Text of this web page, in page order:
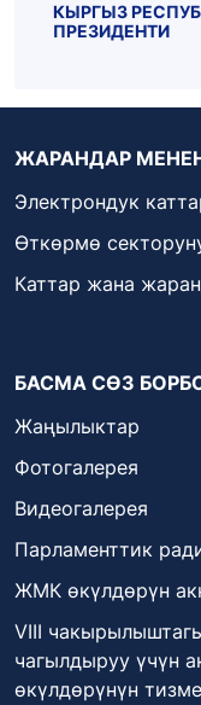
КЫРГЫЗ
ПРЕЗИДЕНТИ
ЖАРАНДАР
Электрондук
Өткөрмө
Каттар жана
БАСМА СӨЗ
Жаңылыктар
Фотогалерея
Видеогалерея
Парламенттик
ЖМК өкүлдөрүн
VIII
чагылдыруу үчүн
өкүлдөрүнүн